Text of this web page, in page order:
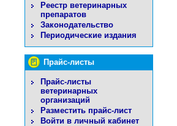
Реестр ветеринарных
препаратов
Законодательство
Периодические издания
Прайс-листы
Прайс-листы
ветеринарных
организаций
Разместить прайс-лист
Войти в личный кабинет